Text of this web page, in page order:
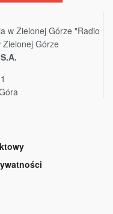
w Zielonej Górze "Radio
Zielonej Górze